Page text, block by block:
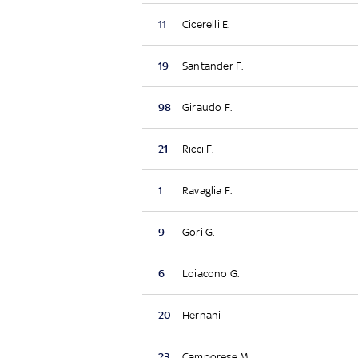
11 Cicerelli E.
19 Santander F.
98 Giraudo F.
21 Ricci F.
1 Ravaglia F.
9 Gori G.
6 Loiacono G.
20 Hernani